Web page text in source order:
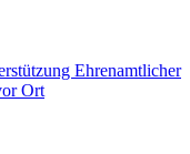
Ehrenamtlicher
Ort